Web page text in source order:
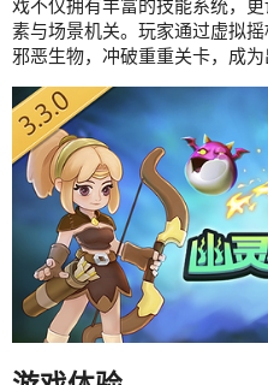
戏不仅拥有丰富的技能系统，
素与场景机关。玩家通过虚拟
邪恶生物，冲破重重关卡，成为